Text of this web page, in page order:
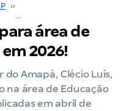
››
área de
2026!
do Amapá, Clécio Luís,
na área de Educação
em abril de